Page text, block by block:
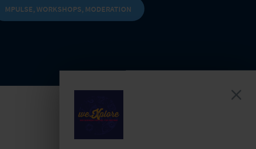
MPULSE, WORKSHOPS, MODERATION